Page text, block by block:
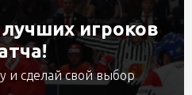
игроков
и сделай свой выбор